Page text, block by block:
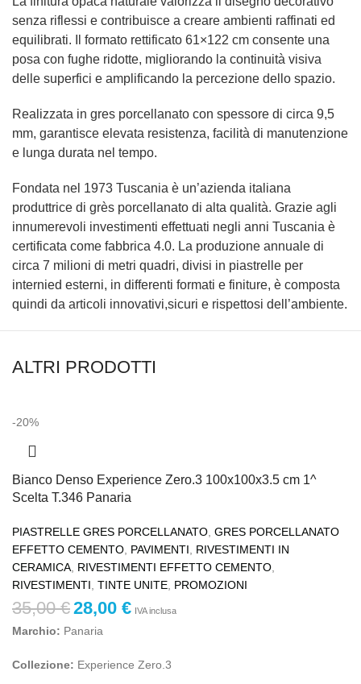
senza riflessi e contribuisce a creare ambienti raffinati ed
equilibrati. Il formato rettificato 61×122 cm consente una
posa con fughe ridotte, migliorando la continuità visiva
delle superfici e amplificando la percezione dello spazio.
Realizzata in gres porcellanato con spessore di circa 9,5
mm, garantisce elevata resistenza, facilità di manutenzione
e lunga durata nel tempo.
Fondata nel 1973 Tuscania è un’azienda italiana
produttrice di grès porcellanato di alta qualità. Grazie agli
innumerevoli investimenti effettuati negli anni Tuscania è
certificata come fabbrica 4.0. La produzione annuale di
circa 7 milioni di metri quadri, divisi in piastrelle per
internied esterni, in differenti formati e finiture, è composta
quindi da articoli innovativi,sicuri e rispettosi dell’ambiente.
ALTRI PRODOTTI
-20%
Bianco Denso Experience Zero.3 100x100x3.5 cm 1^
Scelta T.346 Panaria
PIASTRELLE GRES PORCELLANATO GRES PORCELLANATO
EFFETTO CEMENTO PAVIMENTI
RIVESTIMENTI IN
CERAMICA RIVESTIMENTI EFFETTO CEMENTO
RIVESTIMENTI TINTE UNITE PROMOZIONI
35,00€28,00 € IVA inclusa
Marchio: Panaria
Collezione: Experience Zero.3